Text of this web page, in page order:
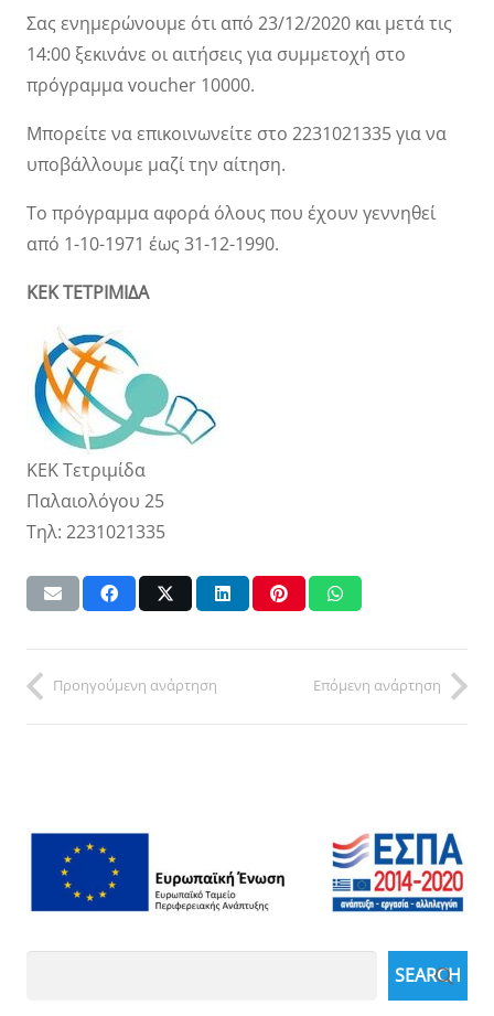
Σας ενημερώνουμε ότι από 23/12/2020 και μετά τις
14:00 ξεκινάνε οι αιτήσεις για συμμετοχή στο
πρόγραμμα voucher 10000.
Μπορείτε να επικοινωνείτε στο 2231021335 για να
υποβάλλουμε μαζί την αίτηση.
Το πρόγραμμα αφορά όλους που έχουν γεννηθεί
από 1-10-1971 έως 31-12-1990.
ΚΕΚ ΤΕΤΡΙΜΙΔΑ
ΚΕΚ Τετριμίδα
Παλαιολόγου 25
Τηλ: 2231021335
Προηγούμενη ανάρτηση Επόμενη ανάρτηση
SEARCH